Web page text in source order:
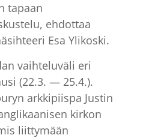
tapaan
ehdottaa
Esa Ylikoski.
vaihteluväli eri
(22.3. — 25.4.).
arkkipiispa Justin
kirkon
liittymään